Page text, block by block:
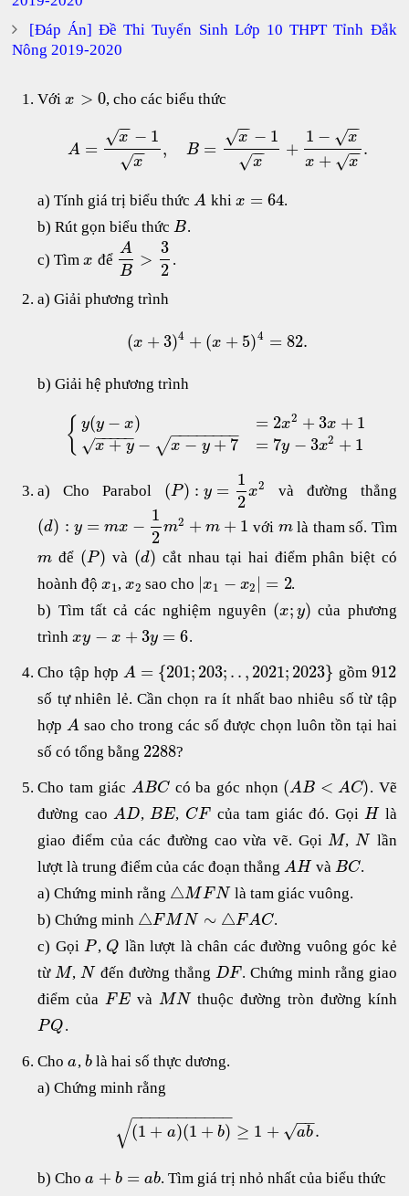
[Đáp Án] Đề Thi Tuyển Sinh Lớp 10 THPT Tỉnh Đắk
Nông 2019-2020
Vớix > 0, cho các biểu thức
A =
x
−
−
√ − 1
x
−
−
√
, B =
x
−
−
√ − 1
x
−
−
√
+
1 − x
−
−
√
x + x
−
−
√
.
a) Tính giá trị biểu thứcA khi x = 64.
b) Rút gọn biểu thứcB.
c) Tìmx để
A
B
>
3
2
.
a) Giải phương trình
(x + 3)4 + (x + 5)4 = 82.
b) Giải hệ phương trình
{ y(y − x)
x + y
− −
−−−
√ − x − y + 7
− −
−−−−−−
√
= 2x2 + 3x + 1
= 7y − 3x2 + 1
a) Cho Parabol (P) : y =
1
2
x2 và đường thẳng
(d) : y = mx −
1
2
m2 + m + 1 với mlà tham số. Tìm
m để (P) và (d) cắt nhau tại hai điểm phân biệt có
hoành độx1,x2 sao cho |x1 − x2 | = 2.
b) Tìm tất cả các nghiệm nguyên (x; y) của phương
trìnhxy − x + 3y = 6.
Cho tập hợp A = {201; 203; . . , 2021; 2023} gồm912
số tự nhiên lẻ. Cần chọn ra ít nhất bao nhiêu số từ tập
hợpA sao cho trong các số được chọn luôn tồn tại hai
số có tổng bằng 2288?
Cho tam giác ABC có ba góc nhọn (AB < AC). Vẽ
đường caoAD,BE, CF của tam giác đó. GọiHlà
giao điểm của các đường cao vừa vẽ. GọiM, Nlần
lượt là trung điểm của các đoạn thẳngAHvà BC.
a) Chứng minh rằng △MFNlà tam giác vuông.
b) Chứng minh △FMN ∼ △FAC.
c) GọiP , Q lần lượt là chân các đường vuông góc kẻ
từM,N đến đường thẳng DF. Chứng minh rằng giao
điểm của FE và MNthuộc đường tròn đường kính
PQ.
Choa, b là hai số thực dương.
a) Chứng minh rằng
(1 + a)(1 + b)
− −
−−−−−−−−−
√ ≥ 1 + ab
−−
√ .
b) Choa + b = ab. Tìm giá trị nhỏ nhất của biểu thức